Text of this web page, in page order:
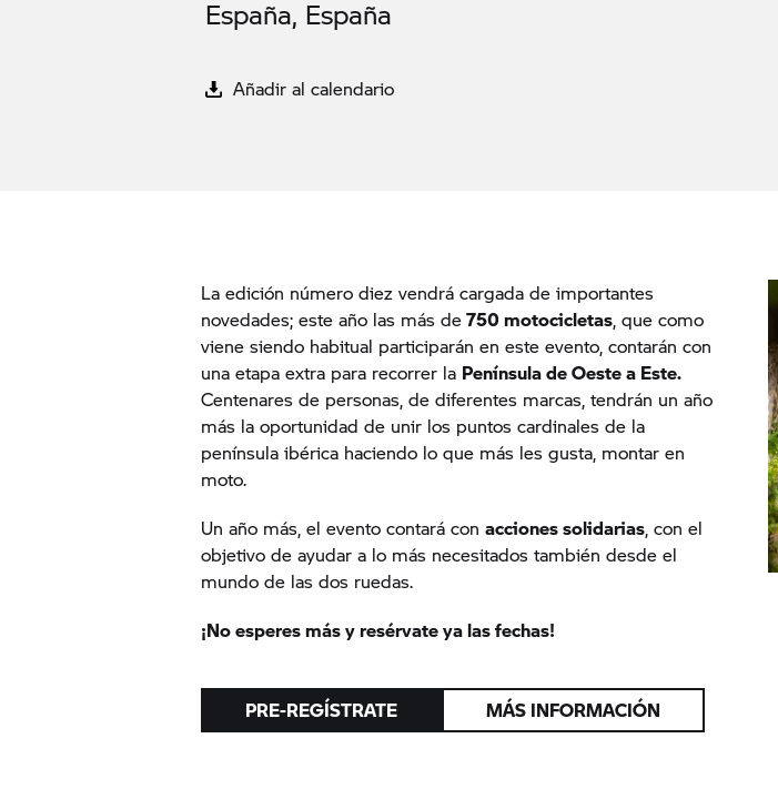
España, España
Añadir al calendario
La edición número diez vendrá cargada de importantes
novedades; este año las más de750 motocicletas , que como
viene siendo habitual participarán en este evento, contarán con
una etapa extra para recorrer la Península de Oeste a Este.
Centenares de personas, de diferentes marcas, tendrán un año
más la oportunidad de unir los puntos cardinales de la
península ibérica haciendo lo que más les gusta, montar en
moto.
Un año más, el evento contará conacciones solidarias , con el
objetivo de ayudar a lo más necesitados también desde el
mundo de las dos ruedas.
¡No esperes más y resérvate ya las fechas!
PRE-REGÍSTRATE MÁS INFORMACIÓN